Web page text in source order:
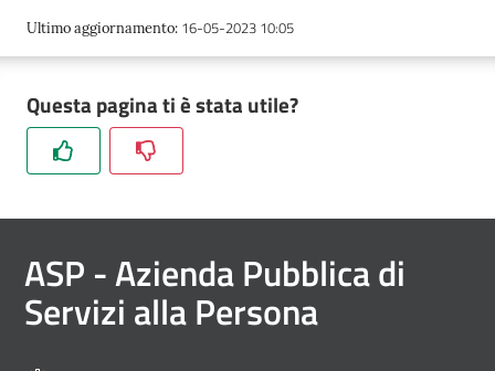
Ultimo aggiornamento: 16-05-2023 10:05
Questa pagina ti è stata utile?
ASP - Azienda Pubblica di
Servizi alla Persona